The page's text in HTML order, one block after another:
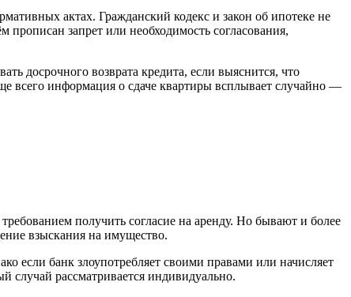
актах. Гражданский кодекс и закон об ипотеке не
запрет или необходимость согласования,
досрочного возврата кредита, если выяснится, что
всего информация о сдаче квартиры всплывает случайно —
получить согласие на аренду. Но бывают и более
взыскания на имущество.
если банк злоупотребляет своими правами или начисляет
случай рассматривается индивидуально.